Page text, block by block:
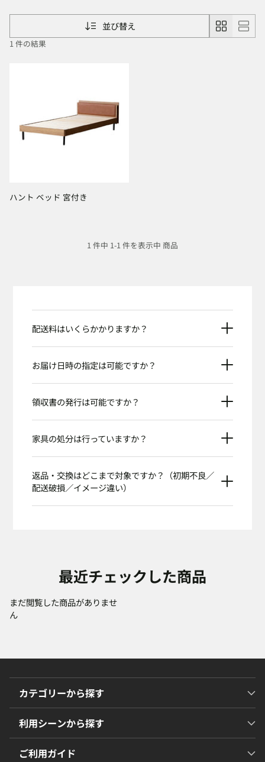
並び替え
1 件の結果
ハント ベッド 宮付き
1 件中 1-1 件を表示中 商品
配送料はいくらかかりますか？
お届け日時の指定は可能ですか？
領収書の発行は可能ですか？
家具の処分は行っていますか？
返品・交換はどこまで対象ですか？（初期不良／
配送破損／イメージ違い）
最近チェックした商品
まだ閲覧した商品がありませ
ん
カテゴリーから探す
利用シーンから探す
ご利用ガイド